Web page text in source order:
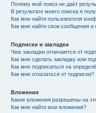
Почему мой поиск не даёт
В результате моего поиска я
Как мне найти пользователя
Как мне найти свои сообщения
Подписки и закладки
Чем закладки отличаются от
Как мне сделать закладку или
Как мне подписаться на
Как мне отказаться от подписки?
Вложения
Какие вложения разрешены на
Как мне найти мои вложения?